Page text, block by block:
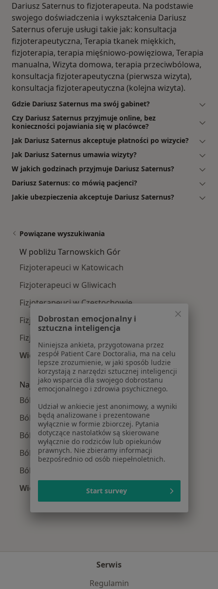
Dariusz Saternus to fizjoterapeuta. Na podstawie
swojego doświadczenia i wykształcenia Dariusz
Saternus oferuje usługi takie jak: konsultacja
fizjoterapeutyczna, Terapia tkanek miękkich,
fizjoterapia, terapia mięśniowo-powięziowa, Terapia
manualna, Wizyta domowa, terapia przeciwbólowa,
konsultacja fizjoterapeutyczna (pierwsza wizyta),
konsultacja fizjoterapeutyczna (kolejna wizyta).
Gdzie Dariusz Saternus ma swój gabinet?
Czy Dariusz Saternus przyjmuje online, bez
konieczności pojawiania się w placówce?
Jak Dariusz Saternus akceptuje płatności po wizycie?
Jak Dariusz Saternus umawia wizyty?
W jakich godzinach przyjmuje Dariusz Saternus?
Dariusz Saternus: co mówią pacjenci?
Jakie ubezpieczenia akceptuje Dariusz Saternus?
Powiązane wyszukiwania
W pobliżu Tarnowskich Gór
Fizjoterapeuci w Katowicach
Fizjoterapeuci w Gliwicach
Fizjoterapeuci w Częstochowie
Fizjoterapeuci w Sosnowcu
Fizjoterapeuci w Chorzowie
Więcej (14)
Więcej w kategorii: W pobliżu Tarnowskich
Najczęście leczone choroby
Ból barku w Tarnowskich Górach
Ból biodra w Tarnowskich Górach
Bóle kręgosłupa w Tarnowskich Górach
Ból karku w Tarnowskich Górach
Bóle głowy w Tarnowskich Górach
Więcej (15)
Więcej w kategorii: Najczęście leczone
Serwis
Regulamin
Dobrostan emocjonalny i
sztuczna inteligencja
Niniejsza ankieta, przygotowana przez
zespół Patient Care Doctoralia, ma na celu
lepsze zrozumienie, w jaki sposób ludzie
korzystają z narzędzi sztucznej inteligencji
jako wsparcia dla swojego dobrostanu
emocjonalnego i zdrowia psychicznego.
Udział w ankiecie jest anonimowy, a wyniki
będą analizowane i prezentowane
wyłącznie w formie zbiorczej. Pytania
dotyczące nastolatków są skierowane
wyłącznie do rodziców lub opiekunów
prawnych. Nie zbieramy informacji
bezpośrednio od osób niepełnoletnich.
Start survey